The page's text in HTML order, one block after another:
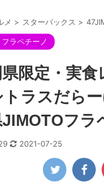
メ > スターバックス >
ラペチーノ
県限定・実
トラスだら
フラ
2021-07-25